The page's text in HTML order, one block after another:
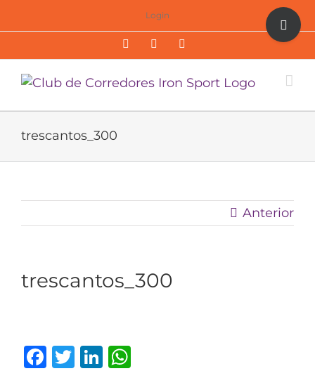
al
Login
FacebookTwitter
trescantos_300
Anterior
trescantos_300
Facebook
TwitterLinkedIn
Toggle
Sliding
Area